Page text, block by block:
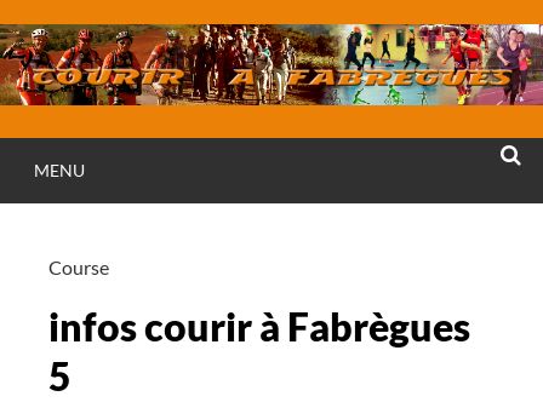
au
contenu
MENU
Course
infos courir à Fabrègues
5